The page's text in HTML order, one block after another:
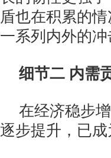
盾也在积累的
一系列内外的冲
细节二 内需
在经济稳步
逐步提升，已